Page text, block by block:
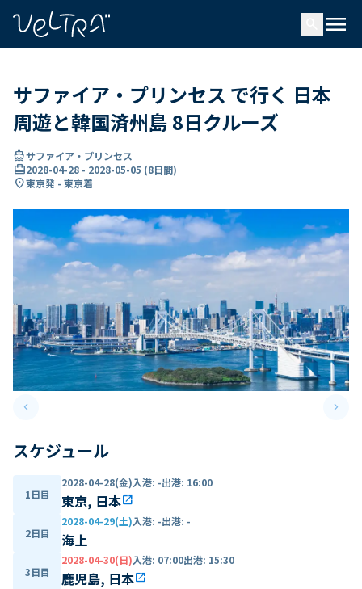
menu
サファイア・プリンセス で行く 日本
周遊と韓国済州島 8日クルーズ
directions_boatサファイア・プリンセス
card_travel2028-04-28 - 2028-05-05 (8日間)
location_on東京発 - 東京着
keyboard_arrow_leftPrevious slide keyboard_arrow_right
スケジュール
1日目
2028-04-28(金)入港: -出港: 16:00
東京, 日本open_in_new
2日目
2028-04-29(土)入港: -出港: -
海上
3日目
2028-04-30(日)入港: 07:00出港: 15:30
鹿児島, 日本open_in_new